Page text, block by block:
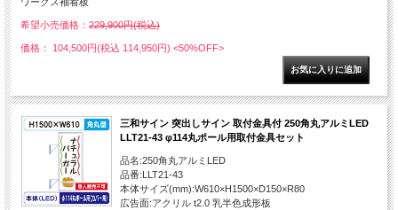
希望小売価格： 229,900円(税込)
価格： 104,500円(税込 114,950円) <50%OFF>
三和サイン 突出しサイン 取付金具付 250角丸アルミLED
LLT21-43 φ114丸ポール用取付金具セット
品名:250角丸アルミLED
品番:LLT21-43
本体サイズ(mm):W610×H1500×D150×R80
広告面:アクリル t2.0 乳半色成形板